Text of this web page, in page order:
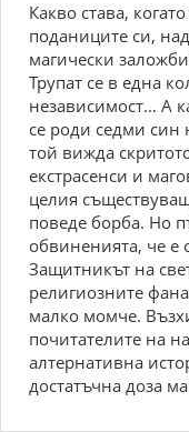
Какво става,
поданиците си,
магически
Трупат се в една
независимост… А
се роди седми син
той вижда
екстрасенси и
целия
поведе борба. Но
обвиненията, че е
Защитникът на
религиозните
малко момче.
почитателите на
алтернативна
достатъчна доза